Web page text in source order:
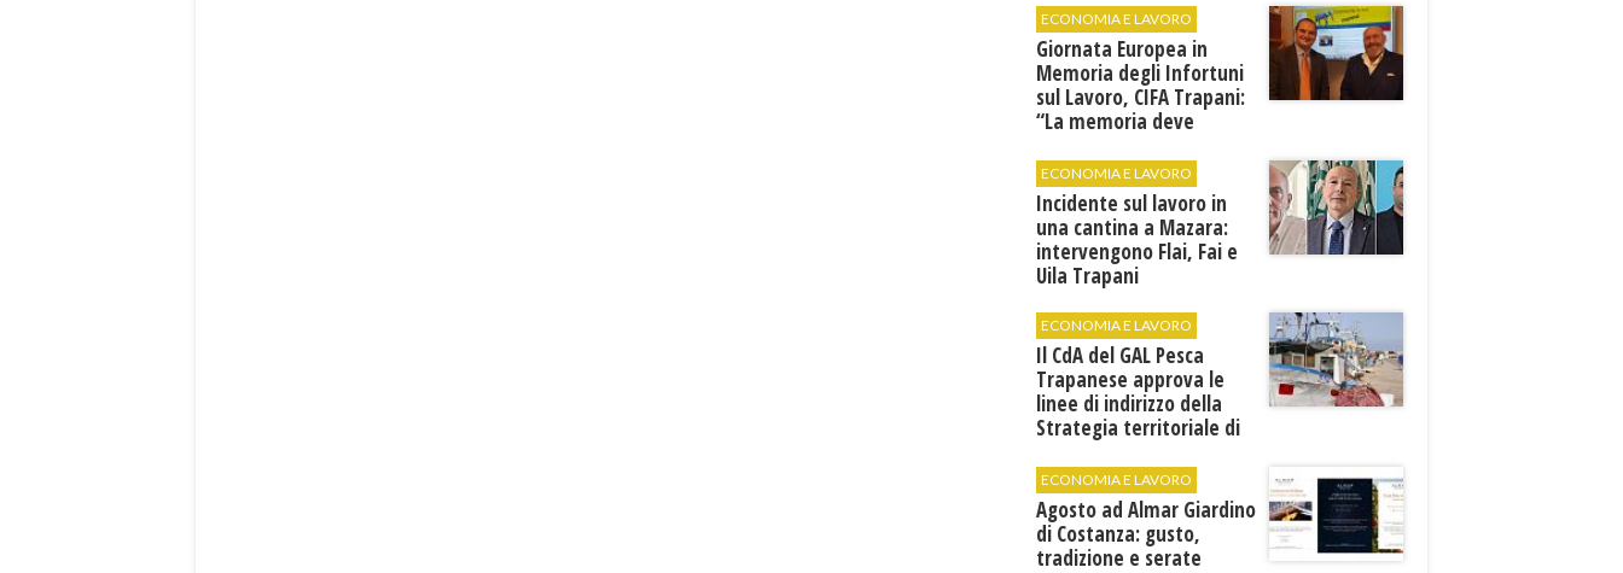
ECONOMIA E LAVORO
Giornata Europea in
Memoria degli Infortuni
sul Lavoro, CIFA Trapani:
“La memoria deve
ECONOMIA E LAVORO
Incidente sul lavoro in
una cantina a Mazara:
intervengono Flai, Fai e
Uila Trapani
ECONOMIA E LAVORO
Il CdA del GAL Pesca
Trapanese approva le
linee di indirizzo della
Strategia territoriale di
ECONOMIA E LAVORO
Agosto ad Almar Giardino
di Costanza: gusto,
tradizione e serate